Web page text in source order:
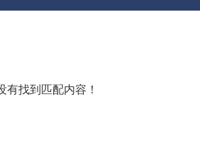
有找到匹配内容！